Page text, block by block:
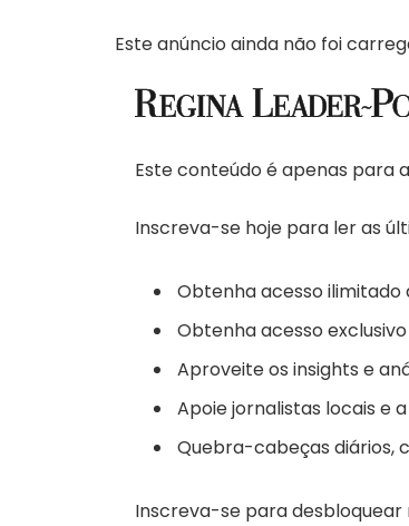
Este anúncio ainda não foi
Este conteúdo é apenas para
Inscreva-se hoje para ler as
Obtenha acesso ilimitado
Obtenha acesso
Aproveite os insights e
Apoie jornalistas locais e
Quebra-cabeças diários,
Inscreva-se para desbloquear